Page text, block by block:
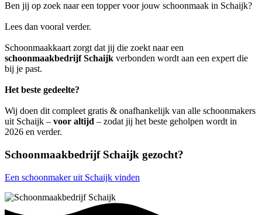
Ben jij op zoek naar een topper voor jouw schoonmaak in Schaijk?
Lees dan vooral verder.
Schoonmaakkaart zorgt dat jij die zoekt naar een
schoonmaakbedrijf Schaijk verbonden wordt aan een expert die
bij je past.
Het beste gedeelte?
Wij doen dit compleet gratis & onafhankelijk van alle schoonmakers
uit Schaijk – voor altijd – zodat jij het beste geholpen wordt in
2026 en verder.
Schoonmaakbedrijf Schaijk gezocht?
Een schoonmaker uit Schaijk vinden